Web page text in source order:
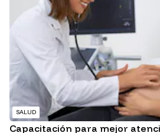
SALUD
Capacitación para mejor